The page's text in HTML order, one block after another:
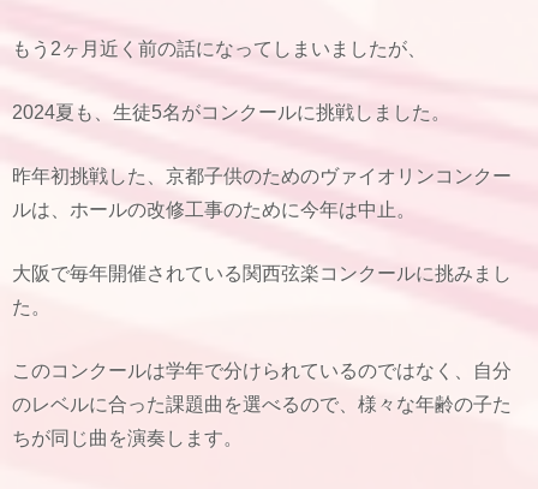
もう2ヶ月近く前の話になってしまいましたが、
2024夏も、生徒5名がコンクールに挑戦しました。
昨年初挑戦した、京都子供のためのヴァイオリンコンクー
ルは、ホールの改修工事のために今年は中止。
大阪で毎年開催されている関西弦楽コンクールに挑みまし
た。
このコンクールは学年で分けられているのではなく、自分
のレベルに合った課題曲を選べるので、様々な年齢の子た
ちが同じ曲を演奏します。